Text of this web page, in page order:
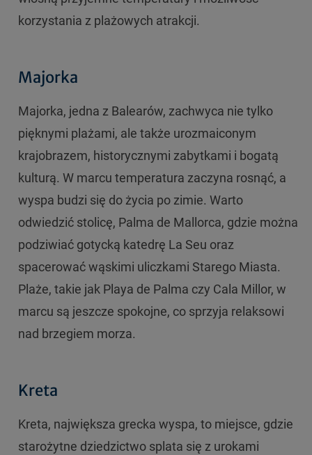
korzystania z plażowych atrakcji.
Majorka
Majorka, jedna z Balearów, zachwyca nie tylko
pięknymi plażami, ale także urozmaiconym
krajobrazem, historycznymi zabytkami i bogatą
kulturą. W marcu temperatura zaczyna rosnąć, a
wyspa budzi się do życia po zimie. Warto
odwiedzić stolicę, Palma de Mallorca, gdzie można
podziwiać gotycką katedrę La Seu oraz
spacerować wąskimi uliczkami Starego Miasta.
Plaże, takie jak Playa de Palma czy Cala Millor, w
marcu są jeszcze spokojne, co sprzyja relaksowi
nad brzegiem morza.
Kreta
Kreta, największa grecka wyspa, to miejsce, gdzie
starożytne dziedzictwo splata się z urokami